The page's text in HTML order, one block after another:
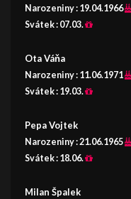
Narozeniny : 19.04.1966
Svátek : 07.03.
Ota Váňa
Narozeniny : 11.06.1971
Svátek : 19.03.
Pepa Vojtek
Narozeniny :21.06.1965
Svátek : 18.06.
Milan Špalek